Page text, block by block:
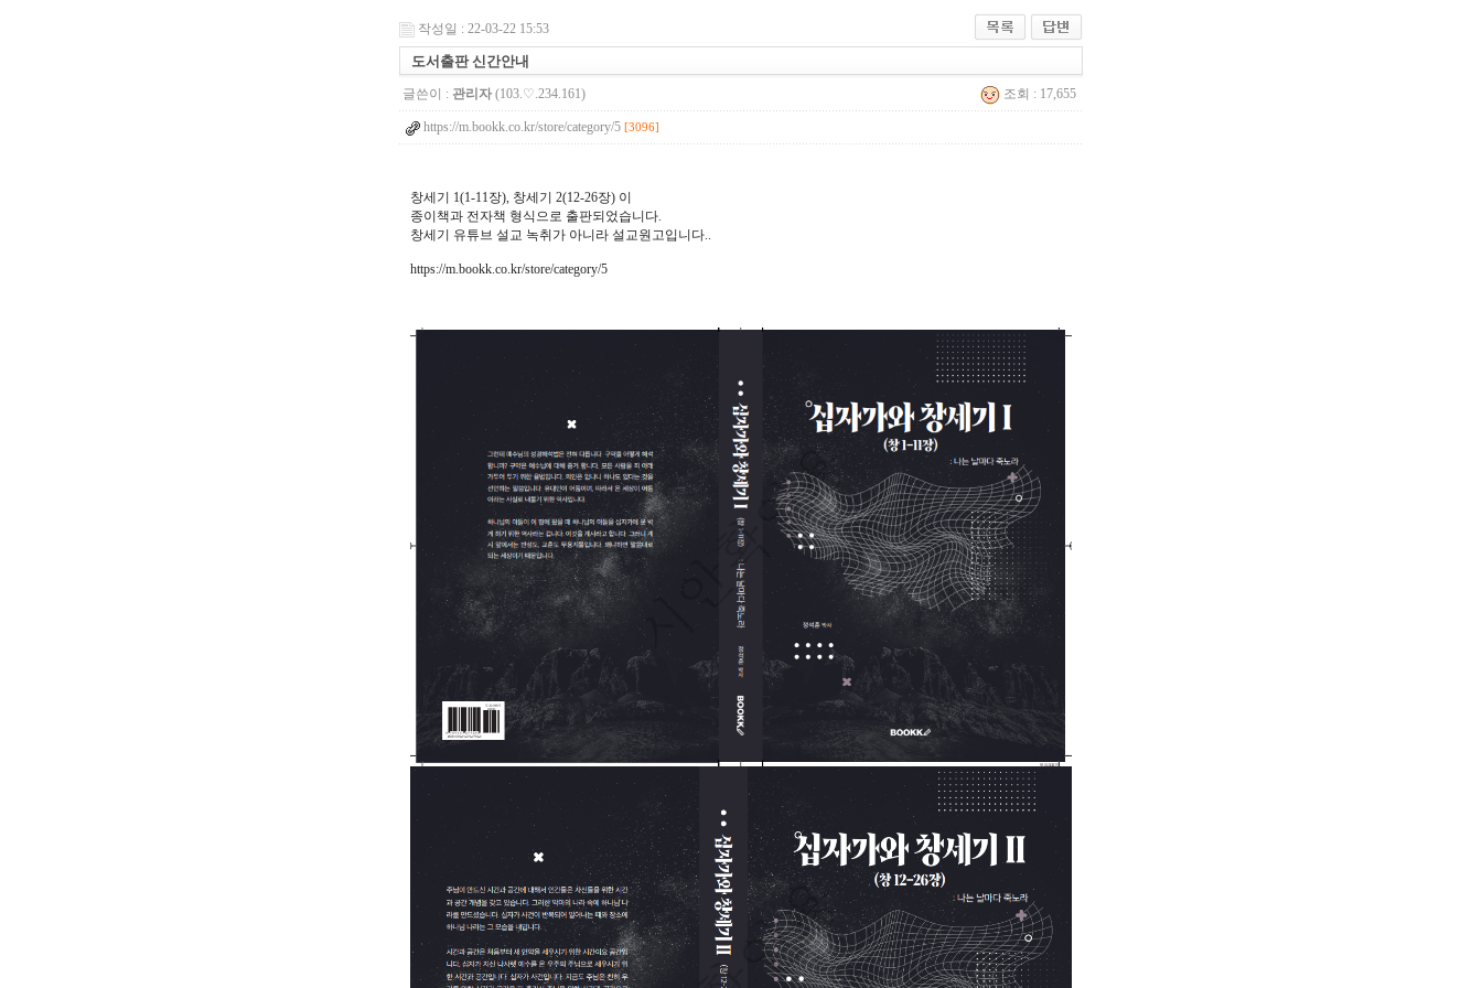
작성일 : 22-03-22 15:53
도서출판 신간안내
글쓴이 : 관리자 (103.♡.234.161) 조회 : 17,655
https://m.bookk.co.kr/store/category/5 [3096]
창세기 1(1-11장), 창세기 2(12-26장) 이
종이책과 전자책 형식으로 출판되었습니다.
창세기 유튜브 설교 녹취가 아니라 설교원고입니다..
https://m.bookk.co.kr/store/category/5